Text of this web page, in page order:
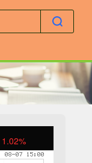
1.02%